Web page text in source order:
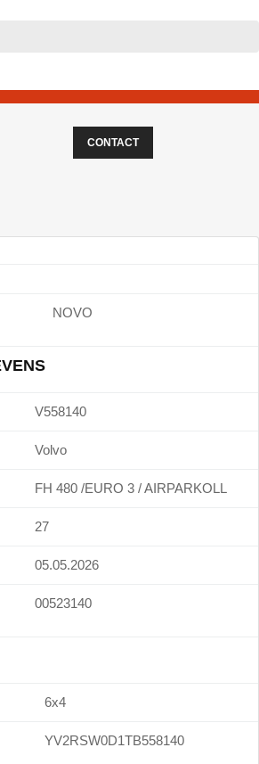
CONTACT
NOVO
V558140
Volvo
FH 480 /EURO 3 / AIRPARKOLL
27
05.05.2026
00523140
6x4
YV2RSW0D1TB558140